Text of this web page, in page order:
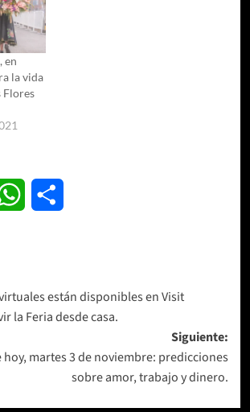
en
la vida
Flores
WhatsApp
están disponibles en Visit
la Feria desde casa.
Siguiente:
martes 3 de noviembre: predicciones
sobre amor, trabajo y dinero.